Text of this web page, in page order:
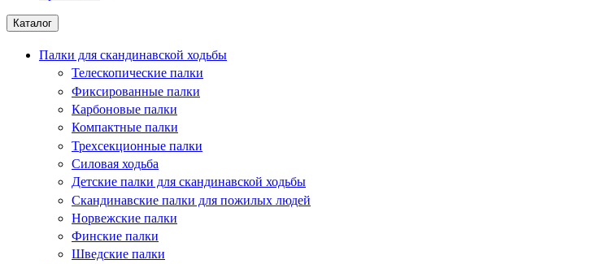
Каталог
Палки для скандинавской ходьбы
Телескопические палки
Фиксированные палки
Карбоновые палки
Компактные палки
Трехсекционные палки
Силовая ходьба
Детские палки для скандинавской ходьбы
Скандинавские палки для пожилых людей
Норвежские палки
Финские палки
Шведские палки